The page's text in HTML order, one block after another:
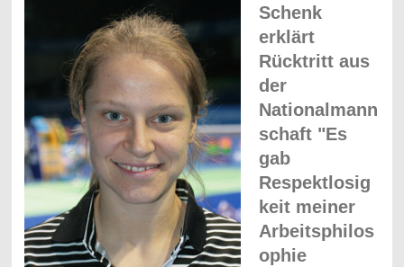
Schenk
erklärt
Rücktritt aus
der
Nationalmann
schaft "Es
gab
Respektlosig
keit meiner
Arbeitsphilos
ophie